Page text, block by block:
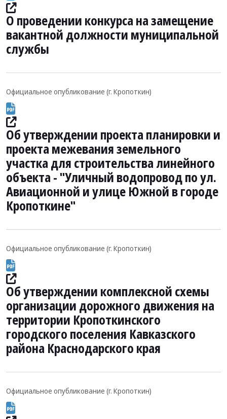
О проведении конкурса на замещение
вакантной должности муниципальной
службы
Официальное опубликование (г. Кропоткин)
Об утверждении проекта планировки и
проекта межевания земельного
участка для строительства линейного
объекта - "Уличный водопровод по ул.
Авиационной и улице Южной в городе
Кропоткине"
Официальное опубликование (г. Кропоткин)
Об утверждении комплексной схемы
организации дорожного движения на
территории Кропоткинского
городского поселения Кавказского
района Краснодарского края
Официальное опубликование (г. Кропоткин)